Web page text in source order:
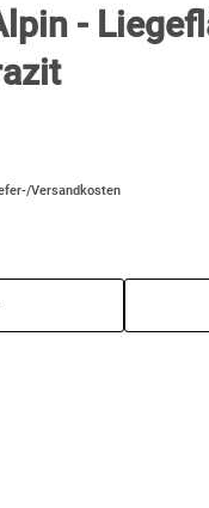
-
Versandkosten